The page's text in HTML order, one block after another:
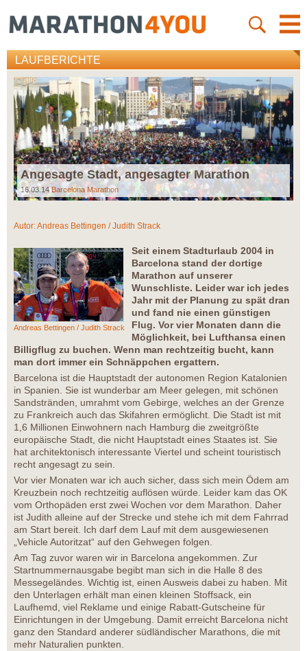
LAUFBERICHTE
Angesagte Stadt, angesagter Marathon
16.03.14Barcelona Marathon
Autor:Andreas Bettingen / Judith Strack
Andreas Bettingen / Judith Strack
Seit einem Stadturlaub 2004 in
Barcelona stand der dortige
Marathon auf unserer
Wunschliste. Leider war ich jedes
Jahr mit der Planung zu spät dran
und fand nie einen günstigen
Flug. Vor vier Monaten dann die
Möglichkeit, bei Lufthansa einen
Billigflug zu buchen. Wenn man rechtzeitig bucht, kann
man dort immer ein Schnäppchen ergattern.
Barcelona ist die Hauptstadt der autonomen Region Katalonien
in Spanien. Sie ist wunderbar am Meer gelegen, mit schönen
Sandstränden, umrahmt vom Gebirge, welches an der Grenze
zu Frankreich auch das Skifahren ermöglicht. Die Stadt ist mit
1,6 Millionen Einwohnern nach Hamburg die zweitgrößte
europäische Stadt, die nicht Hauptstadt eines Staates ist. Sie
hat architektonisch interessante Viertel und scheint touristisch
recht angesagt zu sein.
Vor vier Monaten war ich auch sicher, dass sich mein Ödem am
Kreuzbein noch rechtzeitig auflösen würde. Leider kam das OK
vom Orthopäden erst zwei Wochen vor dem Marathon. Daher
ist Judith alleine auf der Strecke und stehe ich mit dem Fahrrad
am Start bereit. Ich darf dem Lauf mit dem ausgewiesenen
„Vehicle Autoritzat“ auf den Gehwegen folgen.
Am Tag zuvor waren wir in Barcelona angekommen. Zur
Startnummernausgabe begibt man sich in die Halle 8 des
Messegeländes. Wichtig ist, einen Ausweis dabei zu haben. Mit
den Unterlagen erhält man einen kleinen Stoffsack, ein
Laufhemd, viel Reklame und einige Rabatt-Gutscheine für
Einrichtungen in der Umgebung. Damit erreicht Barcelona nicht
ganz den Standard anderer südländischer Marathons, die mit
mehr Naturalien punkten.